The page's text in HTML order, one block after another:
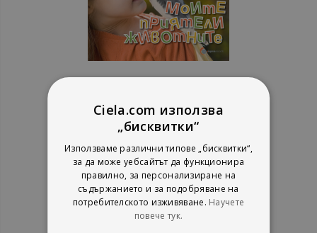
рейтинг:
1%
4,35 €
8,51 лв.
Ciela.com използва
„бисквитки“
Използваме различни типове „бисквитки“,
за да може уебсайтът да функционира
правилно, за персонализиране на
съдържанието и за подобряване на
потребителското изживяване. Научете
повече тук.